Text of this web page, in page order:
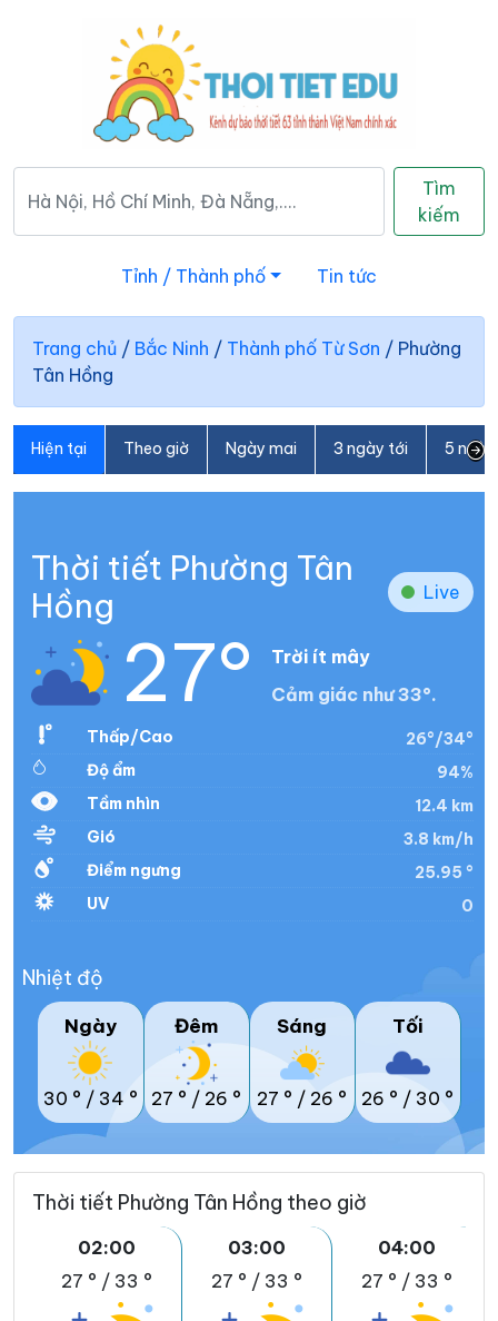
Tìm
kiếm
Tỉnh / Thành phố Tin tức
Trang chủ / Bắc Ninh / Thành phố Từ Sơn / Phường
Tân Hồng
Hiện tại Theo giờ Ngày mai 3 ngày tới 5
Thời tiết Phường Tân
Hồng
Live
27°
Trời ít mây
Cảm giác như 33°.
Thấp/Cao
26°/34°
Độ ẩm
94%
Tầm nhìn
12.4 km
Gió
3.8 km/h
Điểm ngưng
25.95 °
UV
0
Nhiệt độ
Ngày
30 ° / 34 °
Đêm
27 ° / 26 °
Sáng
27 ° / 26 °
Tối
26 ° / 30 °
Thời tiết Phường Tân Hồng theo giờ
02:00
27 ° / 33 °
03:00
27 ° / 33 °
04:00
27 ° / 33 °